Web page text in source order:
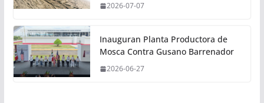
2026-07-07
Inauguran Planta Productora de
Mosca Contra Gusano Barrenador
2026-06-27